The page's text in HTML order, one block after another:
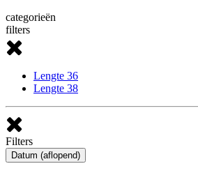
categorieën
filters
Lengte 36
Lengte 38
Filters
Datum (aflopend)